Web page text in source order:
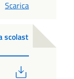
Scarica
scolast